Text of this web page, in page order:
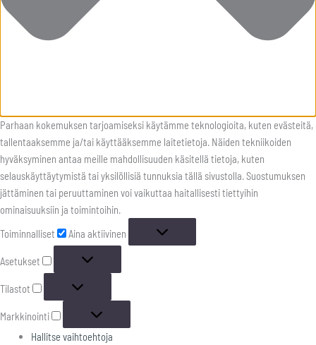
Parhaan kokemuksen tarjoamiseksi käytämme teknologioita, kuten evästeitä,
tallentaaksemme ja/tai käyttääksemme laitetietoja. Näiden tekniikoiden
hyväksyminen antaa meille mahdollisuuden käsitellä tietoja, kuten
selauskäyttäytymistä tai yksilöllisiä tunnuksia tällä sivustolla. Suostumuksen
jättäminen tai peruuttaminen voi vaikuttaa haitallisesti tiettyihin
ominaisuuksiin ja toimintoihin.
Toiminnalliset
Aina aktiivinen
Asetukset
Tilastot
Markkinointi
Hallitse vaihtoehtoja